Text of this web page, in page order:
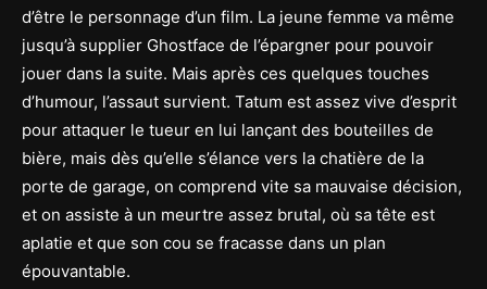
d’être le personnage d’un film. La jeune femme va même
jusqu’à supplier Ghostface de l’épargner pour pouvoir
jouer dans la suite. Mais après ces quelques touches
d’humour, l’assaut survient. Tatum est assez vive d’esprit
pour attaquer le tueur en lui lançant des bouteilles de
bière, mais dès qu’elle s’élance vers la chatière de la
porte de garage, on comprend vite sa mauvaise décision,
et on assiste à un meurtre assez brutal, où sa tête est
aplatie et que son cou se fracasse dans un plan
épouvantable.